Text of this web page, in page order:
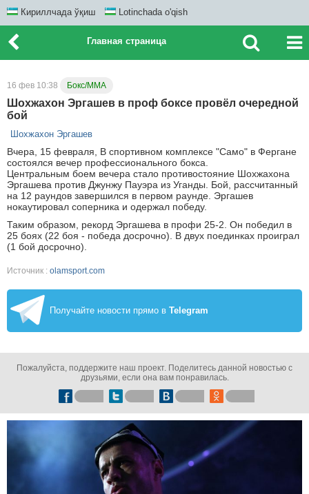
Кириллчада ўқиш Lotinchada o'qish
Главная страница
16 фев 10:38 Бокс/ММА
Шохжахон Эргашев в проф боксе провёл очередной
бой
Шохжахон Эргашев
Вчера, 15 февраля, В спортивном комплексе "Само" в Фергане
состоялся вечер профессионального бокса.
Центральным боем вечера стало противостояние Шохжахона
Эргашева против Джунжу Пауэра из Уганды. Бой, рассчитанный
на 12 раундов завершился в первом раунде. Эргашев
нокаутировал соперника и одержал победу.
Таким образом, рекорд Эргашева в профи 25-2. Он победил в
25 боях (22 боя - победа досрочно). В двух поединках проиграл
(1 бой досрочно).
Источник : olamsport.com
Получайте новости прямо в Telegram
Пожалуйста, поддержите наш проект. Поделитесь данной новостью с
друзьями, если она вам понравилась.